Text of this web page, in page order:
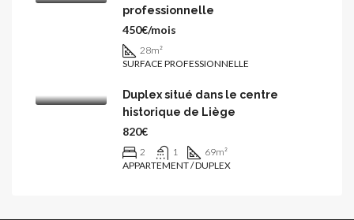
professionnelle
450€/mois
28m²
SURFACE PROFESSIONNELLE
Duplex situé dans le centre
historique de Liège
820€
2 1 69m²
APPARTEMENT / DUPLEX